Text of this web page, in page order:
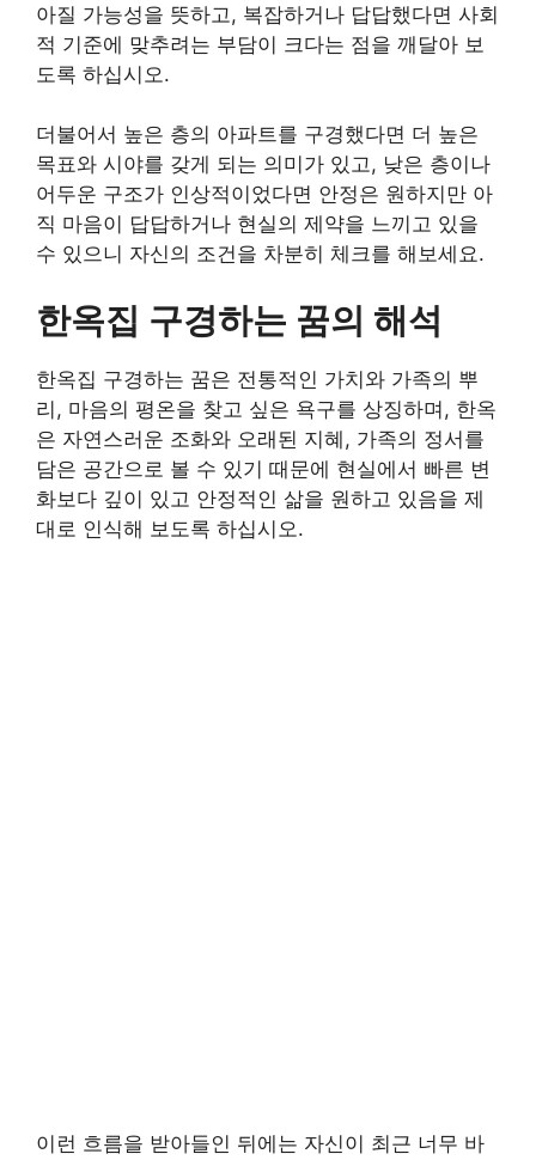
아질 가능성을 뜻하고, 복잡하거나 답답했다면 사회
적 기준에 맞추려는 부담이 크다는 점을 깨달아 보
도록 하십시오.
더불어서 높은 층의 아파트를 구경했다면 더 높은
목표와 시야를 갖게 되는 의미가 있고, 낮은 층이나
어두운 구조가 인상적이었다면 안정은 원하지만 아
직 마음이 답답하거나 현실의 제약을 느끼고 있을
수 있으니 자신의 조건을 차분히 체크를 해보세요.
한옥집 구경하는 꿈의 해석
한옥집 구경하는 꿈은 전통적인 가치와 가족의 뿌
리, 마음의 평온을 찾고 싶은 욕구를 상징하며, 한옥
은 자연스러운 조화와 오래된 지혜, 가족의 정서를
담은 공간으로 볼 수 있기 때문에 현실에서 빠른 변
화보다 깊이 있고 안정적인 삶을 원하고 있음을 제
대로 인식해 보도록 하십시오.
이런 흐름을 받아들인 뒤에는 자신이 최근 너무 바